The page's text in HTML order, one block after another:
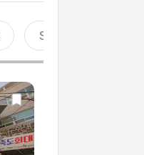
Sports aquatiques